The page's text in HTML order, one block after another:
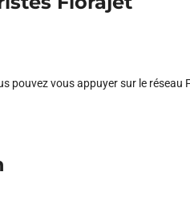
pouvez vous appuyer sur le réseau